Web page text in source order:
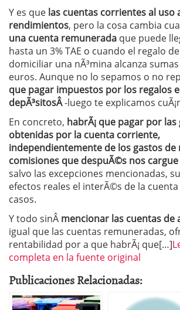
Y es que las cuentas corrientes al uso
rendimientos, pero la cosa cambia
una cuenta remunerada que puede
hasta un 3% TAE o cuando el regalo
domiciliar una nÃ³mina alcanza
euros. Aunque no lo sepamos o no
que pagar impuestos por los regalos
depÃ³sitosÂ-luego te explicamos
En concreto, habrÃ¡ que pagar por las
obtenidas por la cuenta corriente,
independientemente de los gastos
comisiones que despuÃ©s nos
salvo las excepciones mencionadas,
efectos reales el interÃ©s de la
casos.
Y todo sinÂ mencionar las cuentas de
igual que las cuentas remuneradas,
rentabilidad por a que habrÃ¡ que[…]
completa en la fuente original
Publicaciones Relacionadas: